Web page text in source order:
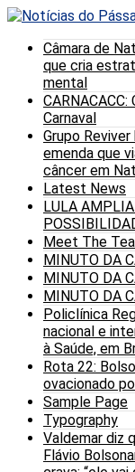
Câmara de
que cria
mental
Carnaval
Grupo
emenda que
câncer em
Latest News
LULA
Meet The
MINUTO DA
MINUTO DA
MINUTO DA
Policlínica
nacional e
à Saúde, em
Rota 22:
ovacionado
Sample Page
Typography
Valdemar diz
Flávio